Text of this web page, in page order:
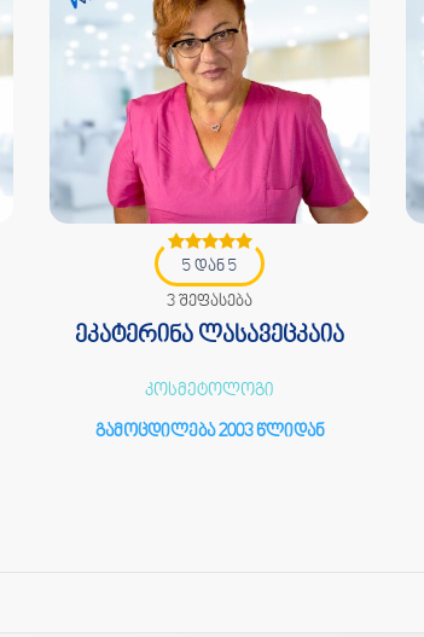
5 დან 5
3 შეფასება
ეკატერინა ლასავეცკაია
კოსმეტოლოგი
გამოცდილება 2003 წლიდან